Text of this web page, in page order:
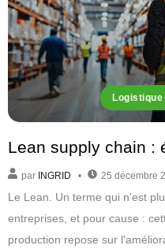
Lean supply chain :
par INGRID 25 décembre
Le Lean. Un terme qui n'est
entreprises, et pour cause :
production repose sur